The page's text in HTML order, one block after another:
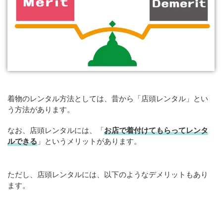
着物のレンタル方法としては、昔から「店頭レンタル」とい
う方法があります。
なお、店頭レンタルには、「お店で着付けてもらってレンタ
ルできる 」というメリットがあります。
ただし、店頭レンタルには、以下のようなデメリットもあり
ます。